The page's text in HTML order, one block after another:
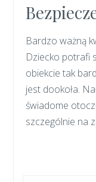
Bardzo ważną
Dziecko potrafi
obiekcie tak
jest dookoła.
świadome
szczególnie na